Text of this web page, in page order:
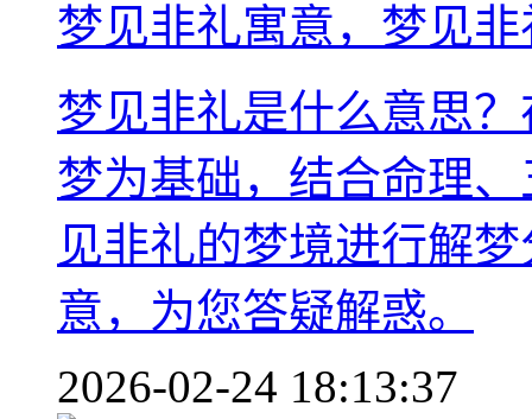
梦见非礼寓意，梦见
梦见非礼是什么意思
梦为基础，结合命理
见非礼的梦境进行解
意，为您答疑解惑。
2026-02-24 18:13:37